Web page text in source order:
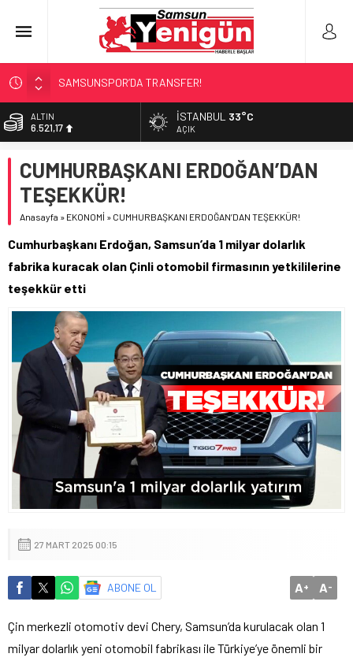
SAMSUNSPOR’DA TRANSFER!
ALAÇAM’A ‘DEV’ YATIRIM!
RAPÇİ KESKİN GÖZALTINDA!
İŞTE FINDIK FİYATI!
BİST
13.685,30
47,5953
EURO
55,0659
6.521,17
İSTANBUL 33°C
AÇIK
CUMHURBAŞKANI ERDOĞAN’DAN
TEŞEKKÜR!
Anasayfa » EKONOMİ » CUMHURBAŞKANI ERDOĞAN’DAN TEŞEKKÜR!
Cumhurbaşkanı Erdoğan, Samsun’da 1 milyar dolarlık
fabrika kuracak olan Çinli otomobil firmasının yetkililerine
teşekkür etti
27 MART 2025 00:15
ABONE OL A+ A-
Çin merkezli otomotiv devi Chery, Samsun’da kurulacak olan 1
milyar dolarlık yeni otomobil fabrikası ile Türkiye’ye önemli bir